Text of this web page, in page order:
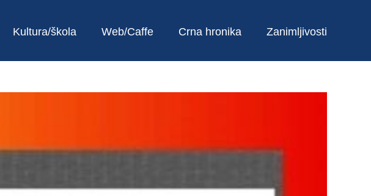
Kultura/škola Web/Caffe Crna hronika Zanimljivosti